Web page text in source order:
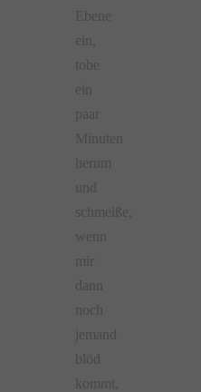
Ebene
ein,
tobe
ein
paar
Minuten
herum
und
schmeiße,
wenn
mir
dann
noch
jemand
blöd
kommt,